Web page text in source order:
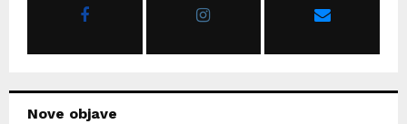
Nove objave